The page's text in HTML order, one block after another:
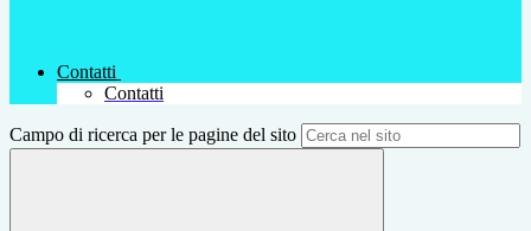
Contatti
Contatti
Campo di ricerca per le pagine del sito